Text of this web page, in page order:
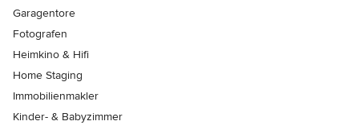
Garagentore
Fotografen
Heimkino & Hifi
Home Staging
Immobilienmakler
Kinder- & Babyzimmer